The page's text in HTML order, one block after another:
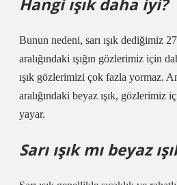
Hangi ışık daha iyi?
Bunun nedeni, sarı ışık dediğimiz
aralığındaki ışığın gözlerimiz için
ışık gözlerimizi çok fazla yormaz.
aralığındaki beyaz ışık, gözlerimiz
yayar.
Sarı ışık mı beyaz